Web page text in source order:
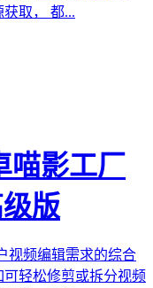
取， 都...
喵影工厂
版
视频编辑需求的综合
轻松修剪或拆分视频